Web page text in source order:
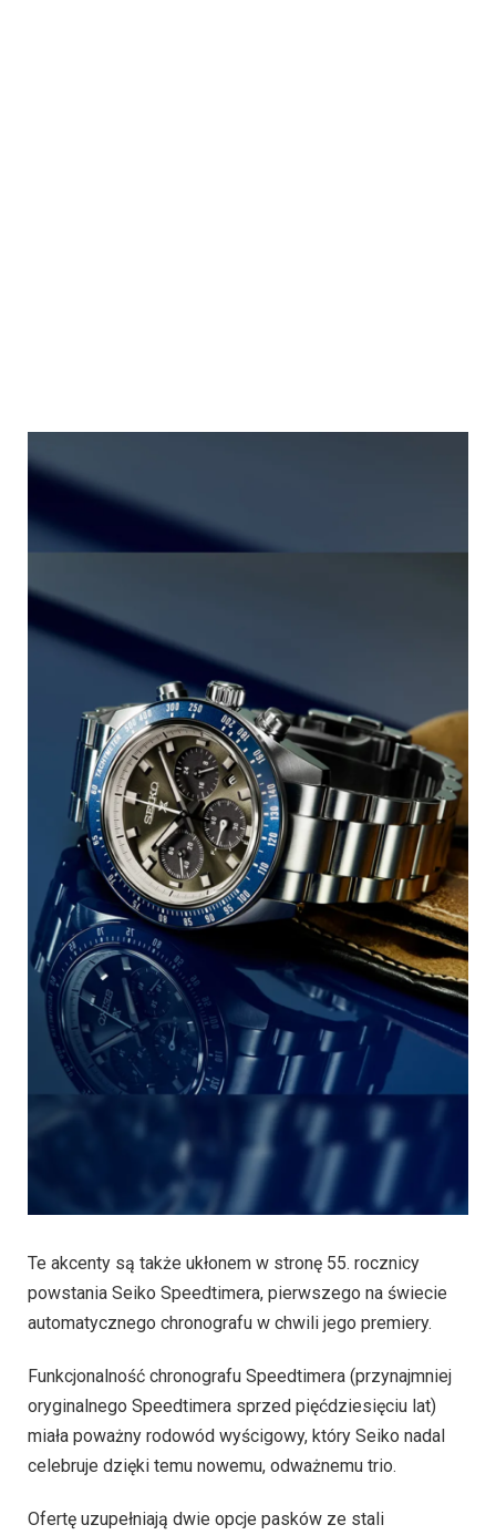
Te akcenty są także ukłonem w stronę 55. rocznicy
powstania Seiko Speedtimera, pierwszego na świecie
automatycznego chronografu w chwili jego premiery.
Funkcjonalność chronografu Speedtimera (przynajmniej
oryginalnego Speedtimera sprzed pięćdziesięciu lat)
miała poważny rodowód wyścigowy, który Seiko nadal
celebruje dzięki temu nowemu, odważnemu trio.
Ofertę uzupełniają dwie opcje pasków ze stali